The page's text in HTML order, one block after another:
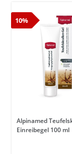
10%
Alpinamed
Einreibegel 100 ml